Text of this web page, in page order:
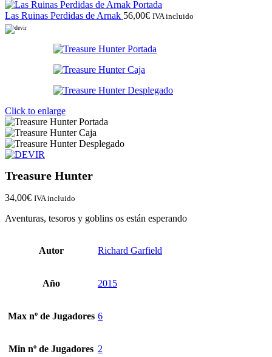
Las Ruinas Perdidas de Arnak 56,00€ IVA incluido
Click to enlarge
Treasure Hunter
34,00€ IVA incluido
Aventuras, tesoros y goblins os están esperando
Autor Richard Garfield
Año 2015
Max nº de Jugadores 6
Min nº de Jugadores 2